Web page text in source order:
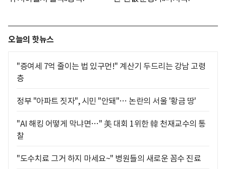
오늘의 핫뉴스
"증여세 7억 줄이는 법 있구먼!" 계산기 두드리는 강남 고령
층
정부 "아파트 짓자", 시민 "안돼"… 논란의 서울 '황금 땅'
"AI 해킹 어떻게 막냐면…" 美 대회 1위한 韓 천재교수의 통
찰
"도수치료 그거 하지 마세요~" 병원들의 새로운 꼼수 진료